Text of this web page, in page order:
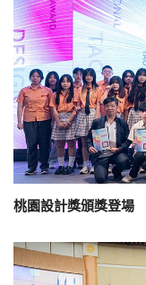
桃園設計獎頒獎登場